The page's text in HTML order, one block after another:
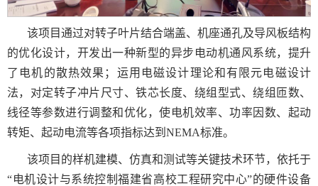
该项目通过对转子叶片结合端盖、机座通孔及导风板结构
的优化设计，开发出一种新型的异步电动机通风系统，提升
了电机的散热效果；运用电磁设计理论和有限元电磁设计
法，对定转子冲片尺寸、铁芯长度、绕组型式、绕组匝数、
线径等参数进行调整和优化，使电机效率、功率因数、起动
转矩、起动电流等各项指标达到NEMA标准。
该项目的样机建模、仿真和测试等关键技术环节，依托于
“电机设计与系统控制福建省高校工程研究中心”的硬件设备